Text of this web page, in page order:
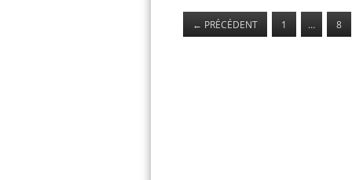
← PRÉCÉDENT 1 … 8